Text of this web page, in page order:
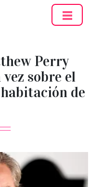
Perry
sobre el
de